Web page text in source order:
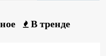
В тренде